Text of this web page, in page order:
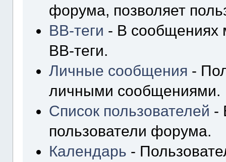
форума, позволяет
BB-теги - В сообщениях
BB-теги.
Личные сообщения -
личными сообщениями.
Список пользователей -
пользователи форума.
Календарь -